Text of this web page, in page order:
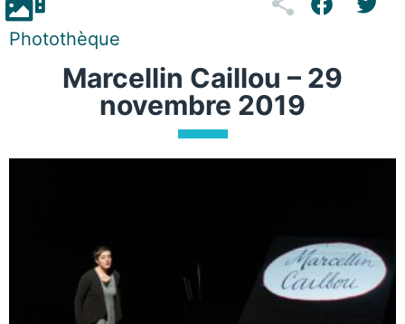
Photothèque
Marcellin Caillou – 29
novembre 2019